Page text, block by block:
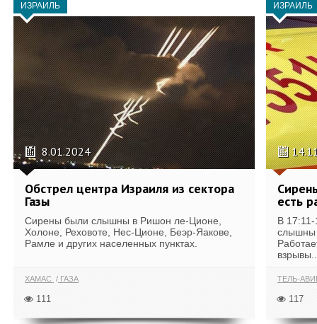
ИЗРАИЛЬ
8.01.2024
Обстрел центра Израиля из сектора
Газы
Сирены были слышны в Ришон ле-Ционе,
Холоне, Реховоте, Нес-Ционе, Беэр-Яакове,
Рамле и других населенных пунктах.
ХАМАС ГАЗА
111
ИЗРАИЛЬ
есть
В
слышны
ТЕЛЬ-
117